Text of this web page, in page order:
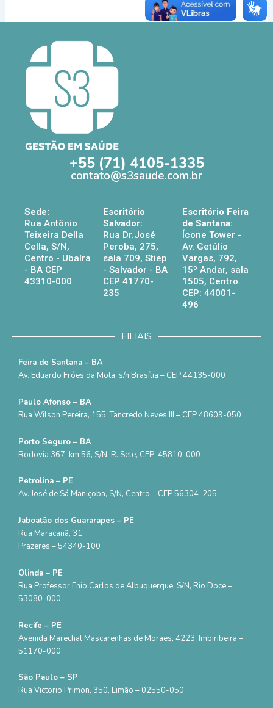
+55 (71) 4105-1335
contato@s3saude.com.br
Sede:
Rua Antônio
Teixeira Della
Cella, S/N,
Centro - Ubaíra
- BA CEP
43310-000
Escritório
Salvador:
Rua Dr.José
Peroba, 275,
sala 709, Stiep
- Salvador - BA
CEP 41770-
235
Escritório Feira
de Santana:
Ícone Tower -
Av. Getúlio
Vargas, 792,
15º Andar, sala
1505, Centro.
CEP: 44001-
496
FILIAIS
Feira de Santana – BA
Av. Eduardo Fróes da Mota, s/n Brasília – CEP 44135-000
Paulo Afonso – BA
Rua Wilson Pereira, 155, Tancredo Neves III – CEP 48609-050
Porto Seguro – BA
Rodovia 367, km 56, S/N, R. Sete, CEP: 45810-000
Petrolina – PE
Av. José de Sá Maniçoba, S/N, Centro – CEP 56304-205
Jaboatão dos Guararapes – PE
Rua Maracanã, 31
Prazeres – 54340-100
Olinda – PE
Rua Professor Enio Carlos de Albuquerque, S/N, Rio Doce –
53080-000
Recife – PE
Avenida Marechal Mascarenhas de Moraes, 4223, Imbiribeira –
51170-000
São Paulo – SP
Rua Victorio Primon, 350, Limão – 02550-050